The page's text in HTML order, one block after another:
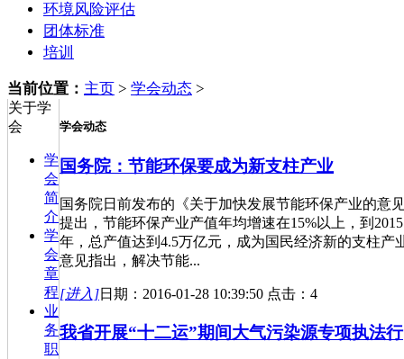
环境风险评估
团体标准
培训
当前位置： 主页 > 学会动态 >
关于学
会
学
会
简
介
学
会
章
程
业
务
职
学会动态
国务院：节能环保要成为新支柱产业
国务院日前发布的《关于加快发展节能环保产业的意
提出，节能环保产业产值年均增速在15%以上，到2015
年，总产值达到4.5万亿元，成为国民经济新的支柱产
意见指出，解决节能...
[进入]日期：2016-01-28 10:39:50 点击：4
我省开展“十二运”期间大气污染源专项执法行